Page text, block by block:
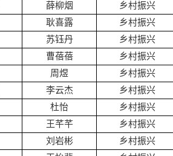
薛柳烟
乡村振兴
耿喜露
乡村振兴
苏钰丹
乡村振兴
曹蓓蓓
乡村振兴
周煜
乡村振兴
李云杰
乡村振兴
杜怡
乡村振兴
王芊芊
乡村振兴
刘岩彬
乡村振兴